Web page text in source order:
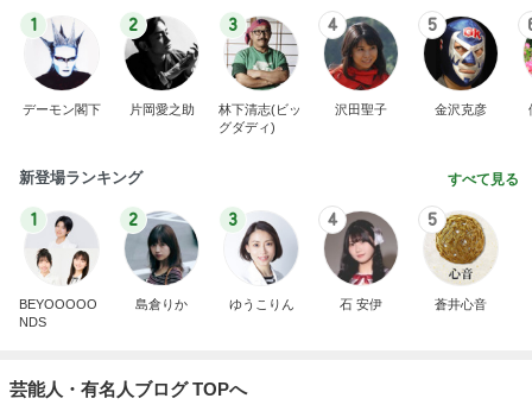
1
デーモン閣下
2
片岡愛之助
3
林下清志(ビッ
グダディ)
4
沢田聖子
5
金沢克彦
新登場ランキング すべて見る
1
BEYOOOOO
NDS
2
島倉りか
3
ゆうこりん
4
石 安伊
5
蒼井心音
芸能人・有名人ブログ TOPへ